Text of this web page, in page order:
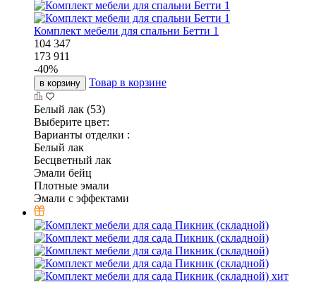
Комплект мебели для спальни Бетти 1
104 347
173 911
-40%
в корзину Товар в корзине
Белый лак (53)
Выберите цвет:
Варианты отделки :
Белый лак
Бесцветный лак
Эмали бейц
Плотные эмали
Эмали с эффектами
хит